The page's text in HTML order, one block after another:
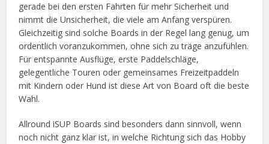
gerade bei den ersten Fahrten für mehr Sicherheit und
nimmt die Unsicherheit, die viele am Anfang verspüren.
Gleichzeitig sind solche Boards in der Regel lang genug, um
ordentlich voranzukommen, ohne sich zu träge anzufühlen.
Für entspannte Ausflüge, erste Paddelschläge,
gelegentliche Touren oder gemeinsames Freizeitpaddeln
mit Kindern oder Hund ist diese Art von Board oft die beste
Wahl.
Allround iSUP Boards sind besonders dann sinnvoll, wenn
noch nicht ganz klar ist, in welche Richtung sich das Hobby